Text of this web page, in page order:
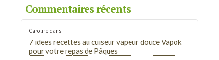
Commentaires récents
Carolinedans
7 idées recettes au cuiseur vapeur douce Vapok
pour votre repas de Pâques